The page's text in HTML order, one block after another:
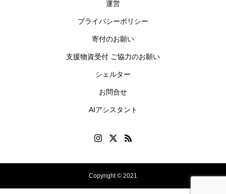
運営
プライバシーポリシー
寄付のお願い
支援物資受付 ご協力のお願い
シェルター
お問合せ
AIアシスタント
Copyright © 2021